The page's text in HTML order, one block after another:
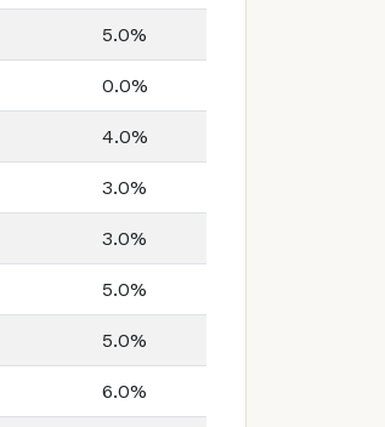
5.0%
0.0%
4.0%
3.0%
3.0%
5.0%
5.0%
6.0%